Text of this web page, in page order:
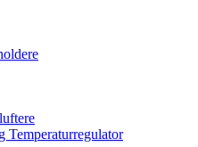
Temperaturregulator